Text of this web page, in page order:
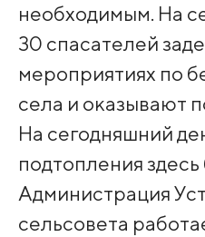
необходимым. На
30 спасателей
мероприятиях по
села и оказывают
На сегодняшний
подтопления
Администрация
сельсовета